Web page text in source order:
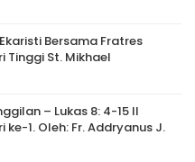
Bersama Fratres
Tinggi St. Mikhael
– Lukas 8: 4-15 II
ke-1. Oleh: Fr. Addryanus J.